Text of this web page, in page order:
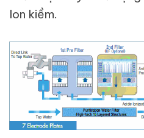
Ion kiềm.